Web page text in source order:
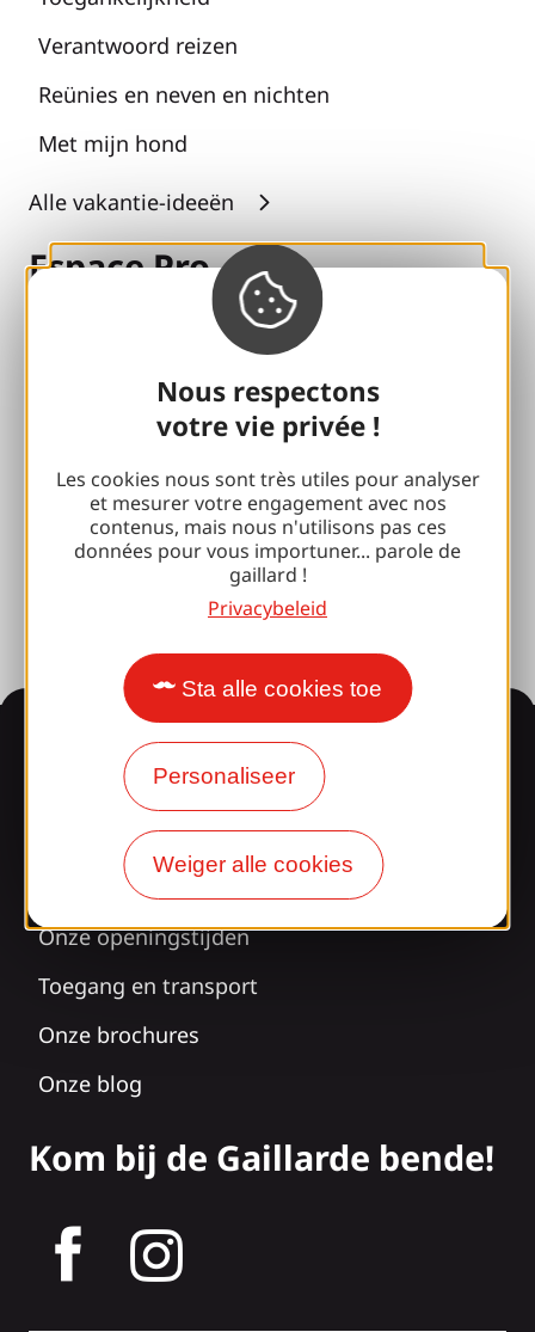
Nous respectons
votre vie privée !
Les cookies nous sont très utiles pour analyser
et mesurer votre engagement avec nos
contenus, mais nous n'utilisons pas ces
données pour vous importuner... parole de
gaillard !
Privacybeleid
Sta alle cookies toe
Personaliseer
Weiger alle cookies
Verantwoord reizen
Reünies en neven en nichten
Met mijn hond
Alle vakantie-ideeën
Espace Pro
Sport pauzes
100% Gaillard Club
Brive 100% Evenement
Fotobibliotheek
Informatie
Verrast door ons
ontwerp?
Onze openingstijden
Toegang en transport
Onze brochures
Onze blog
Kom bij de Gaillarde bende!